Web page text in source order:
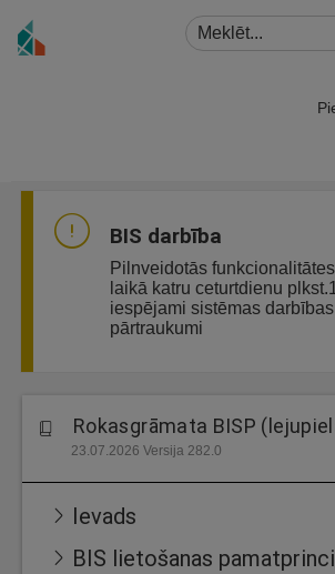
BIS darbība
Pilnveidotās
laikā katru ceturtdienu
iespējami sistēmas
pārtraukumi
Rokasgrāmata BISP
23.07.2026 Versija 282.0
Ievads
BIS lietošanas